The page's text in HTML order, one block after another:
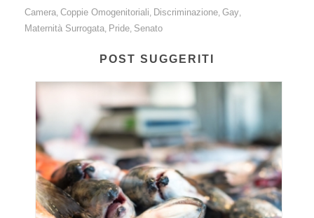
Camera, Coppie Omogenitoriali, Discriminazione, Gay,
Maternità Surrogata, Pride, Senato
POST SUGGERITI